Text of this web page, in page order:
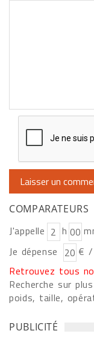
COMPARATEURS
J'appelle h
Je dépense
€ /
Retrouvez tous
Recherche sur
poids, taille,
PUBLICITÉ